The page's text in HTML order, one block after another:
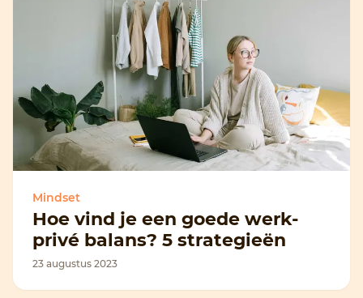
Mindset
Hoe vind je een goede werk-
privé balans? 5 strategieën
23 augustus 2023